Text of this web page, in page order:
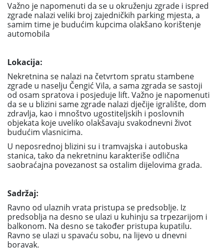
Važno je napomenuti da se u okruženju zgrade i ispred
zgrade nalazi veliki broj zajedničkih parking mjesta, a
samim time je budućim kupcima olakšano korištenje
automobila
Lokacija:
Nekretnina se nalazi na četvrtom spratu stambene
zgrade u naselju Čengić Vila, a sama zgrada se sastoji
od osam spratova i posjeduje lift. Važno je napomenuti
da se u blizini same zgrade nalazi dječije igralište, dom
zdravlja, kao i mnoštvo ugostiteljskih i poslovnih
objekata koje uveliko olakšavaju svakodnevni život
budućim vlasnicima.
U neposrednoj blizini su i tramvajska i autobuska
stanica, tako da nekretninu karakteriše odlična
saobraćajna povezanost sa ostalim dijelovima grada.
Sadržaj:
Ravno od ulaznih vrata pristupa se predsoblje. Iz
predsoblja na desno se ulazi u kuhinju sa trpezarijom i
balkonom. Na desno se također pristupa kupatilu.
Ravno se ulazi u spavaću sobu, na lijevo u dnevni
boravak.